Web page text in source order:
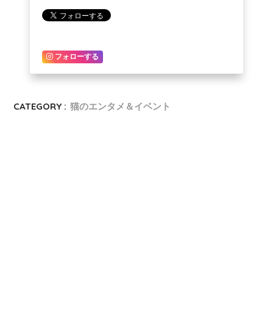
フォローする
CATEGORY : 猫のエンタメ＆イベント